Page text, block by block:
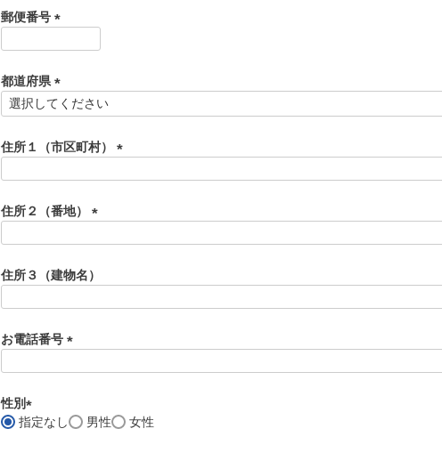
)
郵便番号
須
)
都道府県
(
須
)
住所１（市区町村）
)
住所２（番地）
須
)
住所３（建物名）
お電話番号
)
性別
(
指定なし 男性 女性